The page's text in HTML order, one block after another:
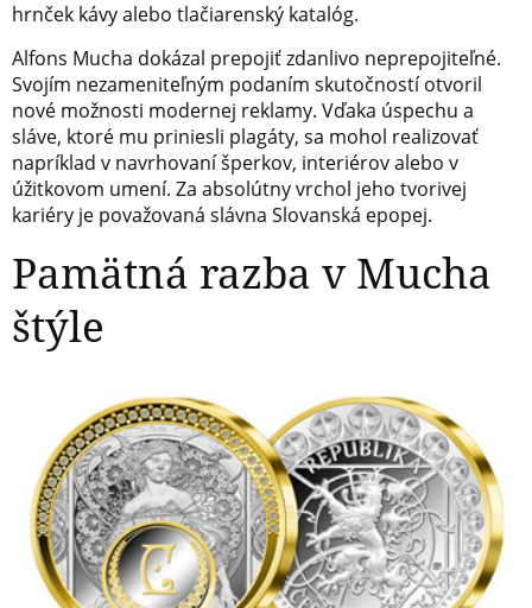
hrnček kávy alebo tlačiarenský katalóg.
Alfons Mucha dokázal prepojiť zdanlivo neprepojiteľné.
Svojím nezameniteľným podaním skutočností otvoril
nové možnosti modernej reklamy. Vďaka úspechu a
sláve, ktoré mu priniesli plagáty, sa mohol realizovať
napríklad v navrhovaní šperkov, interiérov alebo v
úžitkovom umení. Za absolútny vrchol jeho tvorivej
kariéry je považovaná slávna Slovanská epopej.
Pamätná razba v Mucha
štýle